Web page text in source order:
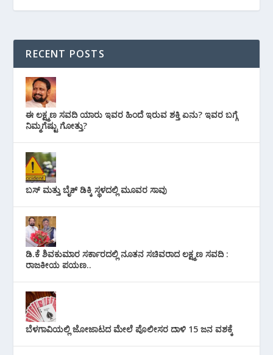
RECENT POSTS
ಈ ಲಕ್ಷ್ಮಣ ಸವದಿ ಯಾರು ಇವರ ಹಿಂದೆ ಇರುವ ಶಕ್ತಿ ಏನು? ಇವರ ಬಗ್ಗೆ
ನಿಮ್ಮಗೆಷ್ಟು ಗೋತ್ತು?
ಬಸ್ ಮತ್ತು ಬೈಕ್ ಡಿಕ್ಕಿ ಸ್ಥಳದಲ್ಲಿ ಮೂವರ ಸಾವು
ಡಿ.ಕೆ ಶಿವಕುಮಾರ ಸರ್ಕಾರದಲ್ಲಿ ನೂತನ ಸಚಿವರಾದ ಲಕ್ಷ್ಮಣ ಸವದಿ :
ರಾಜಕೀಯ ಪಯಣ..
ಬೆಳಗಾವಿಯಲ್ಲಿ ಜೋಜಾಟದ ಮೇಲೆ ಪೊಲೀಸರ ದಾಳಿ 15 ಜನ ವಶಕ್ಕೆ